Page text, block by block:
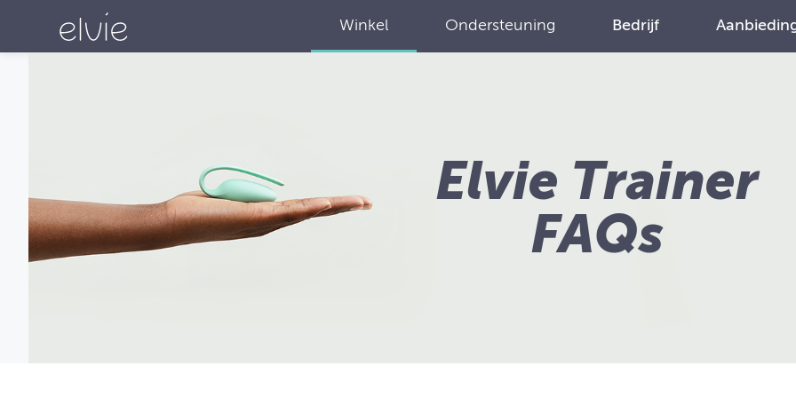
Winkel Ondersteuning Bedrijf
Elvie Trainer
FAQs